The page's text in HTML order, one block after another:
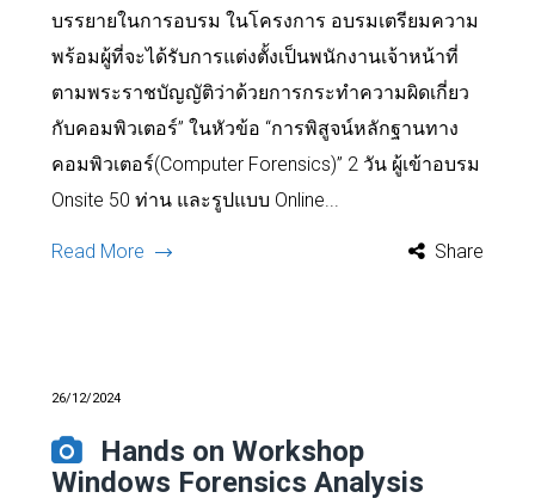
บรรยายในการอบรม ในโครงการ อบรมเตรียมความ
พร้อมผู้ที่จะได้รับการแต่งตั้งเป็นพนักงานเจ้าหน้าที่
ตามพระราชบัญญัติว่าด้วยการกระทำความผิดเกี่ยว
กับคอมพิวเตอร์” ในหัวข้อ “การพิสูจน์หลักฐานทาง
คอมพิวเตอร์(Computer Forensics)” 2 วัน ผู้เข้าอบรม
Onsite 50 ท่าน และรูปแบบ Online...
Read More Share
26/12/2024
Hands on Workshop
Windows Forensics Analysis